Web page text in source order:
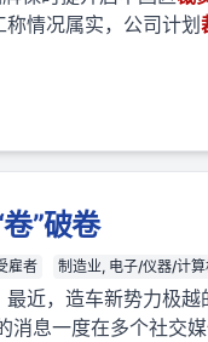
情况属实，公司计划
”破卷
雇者 制造业, 电子/仪器/计
近，造车新势力极越
消息一度在多个社交